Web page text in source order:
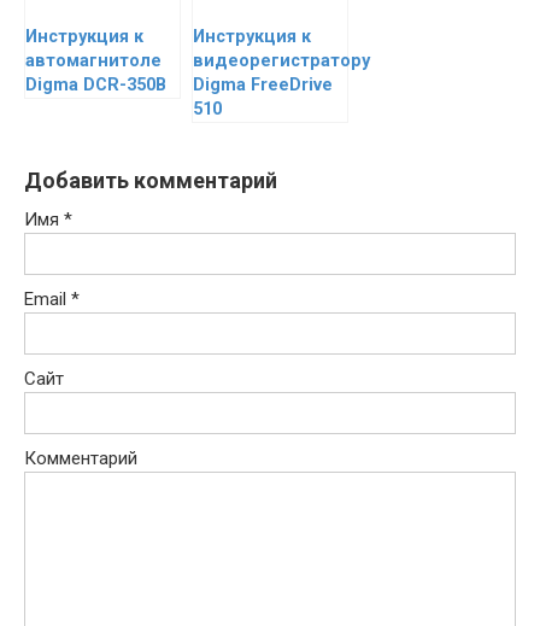
Инструкция к
автомагнитоле
Digma DCR-350B
Инструкция к
видеорегистратору
Digma FreeDrive
510
Добавить комментарий
Имя *
Email *
Сайт
Комментарий